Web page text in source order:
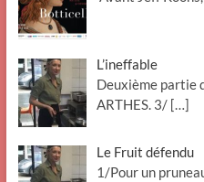
L’ineffable
Deuxième partie
ARTHES. 3/ […]
Le Fruit défendu
1/Pour un